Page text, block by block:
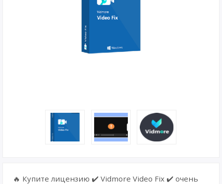
🔥 Купите лицензию ✔️ Vidmore Video Fix ✔️ очень